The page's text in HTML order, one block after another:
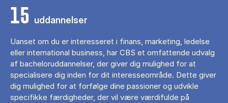
15 uddannelser
Uanset om du er interesseret i finans, marketing, ledelse
eller international business, har CBS et omfattende udvalg
af bacheloruddannelser, der giver dig mulighed for at
specialisere dig inden for dit interesseområde. Dette giver
dig mulighed for at forfølge dine passioner og udvikle
specifikke færdigheder, der vil være værdifulde på